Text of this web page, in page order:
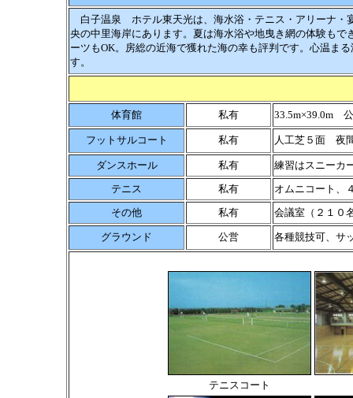
白子温泉 ホテル東天光は、海水浴・テニス・アリーナ・
央の中里海岸にあります。夏は海水浴や地曳き網の体験も
ーツもOK。房総の近海で獲れた海の幸も評判です。心温ま
す。
体育館 私有 33.5m×39.0m
フットサルコート 私有 人工芝５面 夜
ダンスホール 私有
練習はスニーカ
テニス
私有
オムニコート、
その他
私有 会議室（２１０
グラウンド 公営 各種競技可、サ
テニスコート